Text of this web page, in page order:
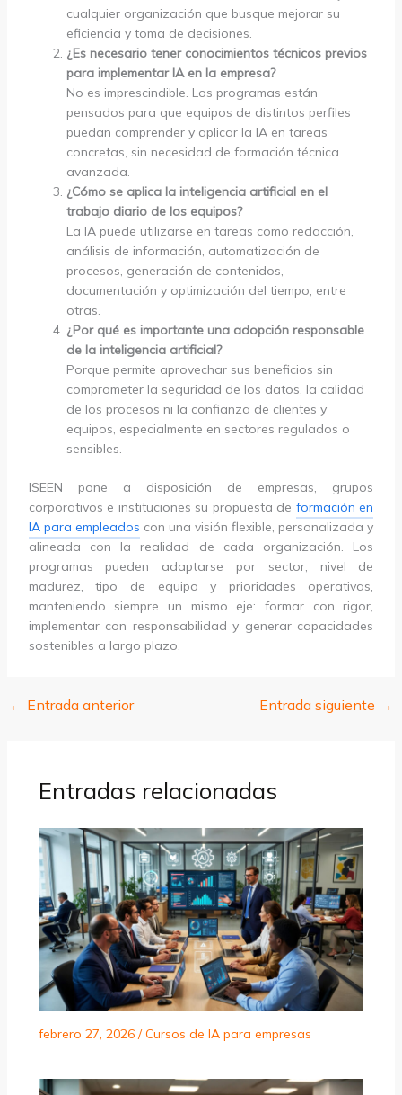
cualquier organización que busque mejorar su
eficiencia y toma de decisiones.
¿Es necesario tener conocimientos técnicos previos
para implementar IA en la empresa?
No es imprescindible. Los programas están
pensados para que equipos de distintos perfiles
puedan comprender y aplicar la IA en tareas
concretas, sin necesidad de formación técnica
avanzada.
¿Cómo se aplica la inteligencia artificial en el
trabajo diario de los equipos?
La IA puede utilizarse en tareas como redacción,
análisis de información, automatización de
procesos, generación de contenidos,
documentación y optimización del tiempo, entre
otras.
¿Por qué es importante una adopción responsable
de la inteligencia artificial?
Porque permite aprovechar sus beneficios sin
comprometer la seguridad de los datos, la calidad
de los procesos ni la confianza de clientes y
equipos, especialmente en sectores regulados o
sensibles.
ISEEN pone a disposición de empresas, grupos
corporativos e instituciones su propuesta de formación en
IA para empleados con una visión flexible, personalizada y
alineada con la realidad de cada organización. Los
programas pueden adaptarse por sector, nivel de
madurez, tipo de equipo y prioridades operativas,
manteniendo siempre un mismo eje: formar con rigor,
implementar con responsabilidad y generar capacidades
sostenibles a largo plazo.
← Entrada anterior Entrada siguiente →
Entradas relacionadas
febrero 27, 2026 /Cursos de IA para empresas